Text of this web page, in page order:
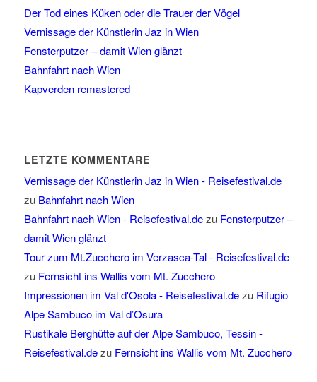
Der Tod eines Küken oder die Trauer der Vögel
Vernissage der Künstlerin Jaz in Wien
Fensterputzer – damit Wien glänzt
Bahnfahrt nach Wien
Kapverden remastered
LETZTE KOMMENTARE
Vernissage der Künstlerin Jaz in Wien - Reisefestival.de
zu Bahnfahrt nach Wien
Bahnfahrt nach Wien - Reisefestival.dezu Fensterputzer –
damit Wien glänzt
Tour zum Mt.Zucchero im Verzasca-Tal - Reisefestival.de
zu Fernsicht ins Wallis vom Mt. Zucchero
Impressionen im Val d'Osola - Reisefestival.dezu Rifugio
Alpe Sambuco im Val d’Osura
Rustikale Berghütte auf der Alpe Sambuco, Tessin -
Reisefestival.dezu Fernsicht ins Wallis vom Mt. Zucchero